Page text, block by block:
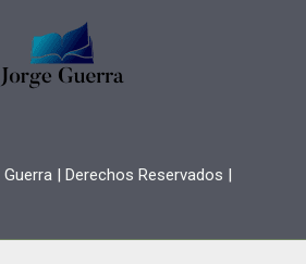
| Derechos Reservados |